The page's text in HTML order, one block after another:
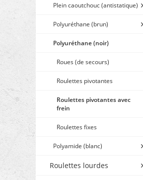
Plein caoutchouc (antistatique)
Polyuréthane (brun)
Polyuréthane (noir)
Roues (de secours)
Roulettes pivotantes
Roulettes pivotantes avec
frein
Roulettes fixes
Polyamide (blanc)
Roulettes lourdes